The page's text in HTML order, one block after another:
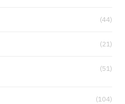
(44)
(21)
(51)
(104)